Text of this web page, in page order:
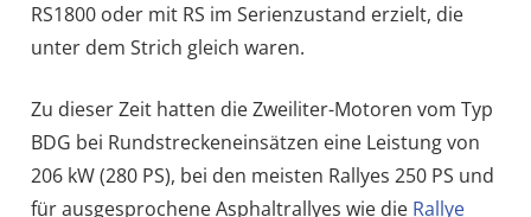
RS1800 oder mit RS im Serienzustand erzielt, die
unter dem Strich gleich waren.
Zu dieser Zeit hatten die Zweiliter-Motoren vom Typ
BDG bei Rundstreckeneinsätzen eine Leistung von
206 kW (280 PS), bei den meisten Rallyes 250 PS und
für ausgesprochene Asphaltrallyes wie die Rallye